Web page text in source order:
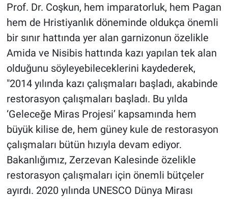
Prof. Dr. Coşkun, hem imparatorluk, hem Pagan
hem de Hristiyanlık döneminde oldukça önemli
bir sınır hattında yer alan garnizonun özelikle
Amida ve Nisibis hattında kazı yapılan tek alan
olduğunu söyleyebileceklerini kaydederek,
"2014 yılında kazı çalışmaları başladı, akabinde
restorasyon çalışmaları başladı. Bu yılda
‘Geleceğe Miras Projesi’ kapsamında hem
büyük kilise de, hem güney kule de restorasyon
çalışmaları bütün hızıyla devam ediyor.
Bakanlığımız, Zerzevan Kalesinde özelikle
restorasyon çalışmaları için önemli bütçeler
ayırdı. 2020 yılında UNESCO Dünya Mirası